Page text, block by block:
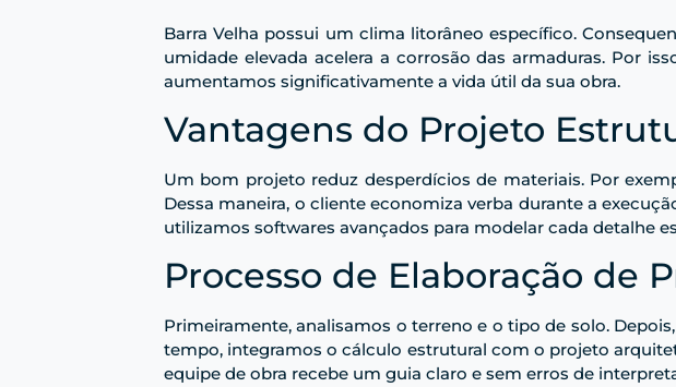
Barra Velha possui um clima litorâneo específico.
umidade elevada acelera a corrosão das armaduras. Por
aumentamos significativamente a vida útil da sua obra.
Vantagens do Projeto
Um bom projeto reduz desperdícios de materiais. Por
Dessa maneira, o cliente economiza verba durante a
utilizamos softwares avançados para modelar cada detalhe
Processo de Elaboração de
Primeiramente, analisamos o terreno e o tipo de solo.
tempo, integramos o cálculo estrutural com o projeto
equipe de obra recebe um guia claro e sem erros de